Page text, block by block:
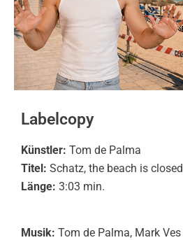
Labelcopy
Künstler: Tom de Palma
Titel: Schatz, the beach is closed
Länge: 3:03 min.
Musik: Tom de Palma, Mark Ves